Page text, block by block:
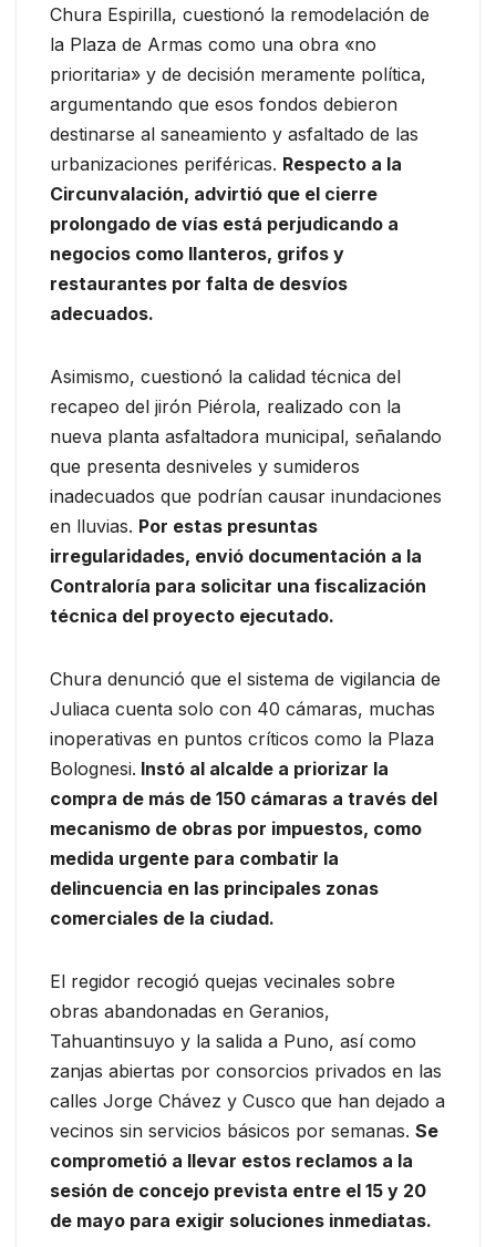
Chura Espirilla, cuestionó la remodelación de
la Plaza de Armas como una obra «no
prioritaria» y de decisión meramente política,
argumentando que esos fondos debieron
destinarse al saneamiento y asfaltado de las
urbanizaciones periféricas. Respecto a la
Circunvalación, advirtió que el cierre
prolongado de vías está perjudicando a
negocios como llanteros, grifos y
restaurantes por falta de desvíos
adecuados.
Asimismo, cuestionó la calidad técnica del
recapeo del jirón Piérola, realizado con la
nueva planta asfaltadora municipal, señalando
que presenta desniveles y sumideros
inadecuados que podrían causar inundaciones
en lluvias. Por estas presuntas
irregularidades, envió documentación a la
Contraloría para solicitar una fiscalización
técnica del proyecto ejecutado.
Chura denunció que el sistema de vigilancia de
Juliaca cuenta solo con 40 cámaras, muchas
inoperativas en puntos críticos como la Plaza
Bolognesi. Instó al alcalde a priorizar la
compra de más de 150 cámaras a través del
mecanismo de obras por impuestos, como
medida urgente para combatir la
delincuencia en las principales zonas
comerciales de la ciudad.
El regidor recogió quejas vecinales sobre
obras abandonadas en Geranios,
Tahuantinsuyo y la salida a Puno, así como
zanjas abiertas por consorcios privados en las
calles Jorge Chávez y Cusco que han dejado a
vecinos sin servicios básicos por semanas. Se
comprometió a llevar estos reclamos a la
sesión de concejo prevista entre el 15 y 20
de mayo para exigir soluciones inmediatas.